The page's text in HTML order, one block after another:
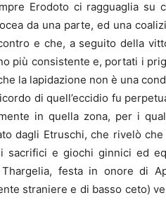
Erodoto ci ragguaglia su
da una parte, ed una
e che, a seguito della
più consistente e, portati i
la lapidazione non è una
di quell’eccidio fu
in quella zona, per i
dagli Etruschi, che rivelò
sacrifici e giochi ginnici ed
festa in onore di
straniere e di basso ceto)